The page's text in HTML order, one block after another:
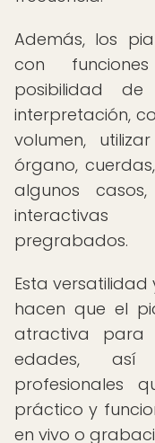
Además, los
con
posibilidad
interpretación,
volumen,
órgano,
algunos
interactivas
pregrabados.
Esta
hacen que el
atractiva para
edades,
profesionales
práctico y
en vivo o